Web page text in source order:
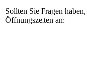
Sollten Sie Fragen
Öffnungszeiten an: